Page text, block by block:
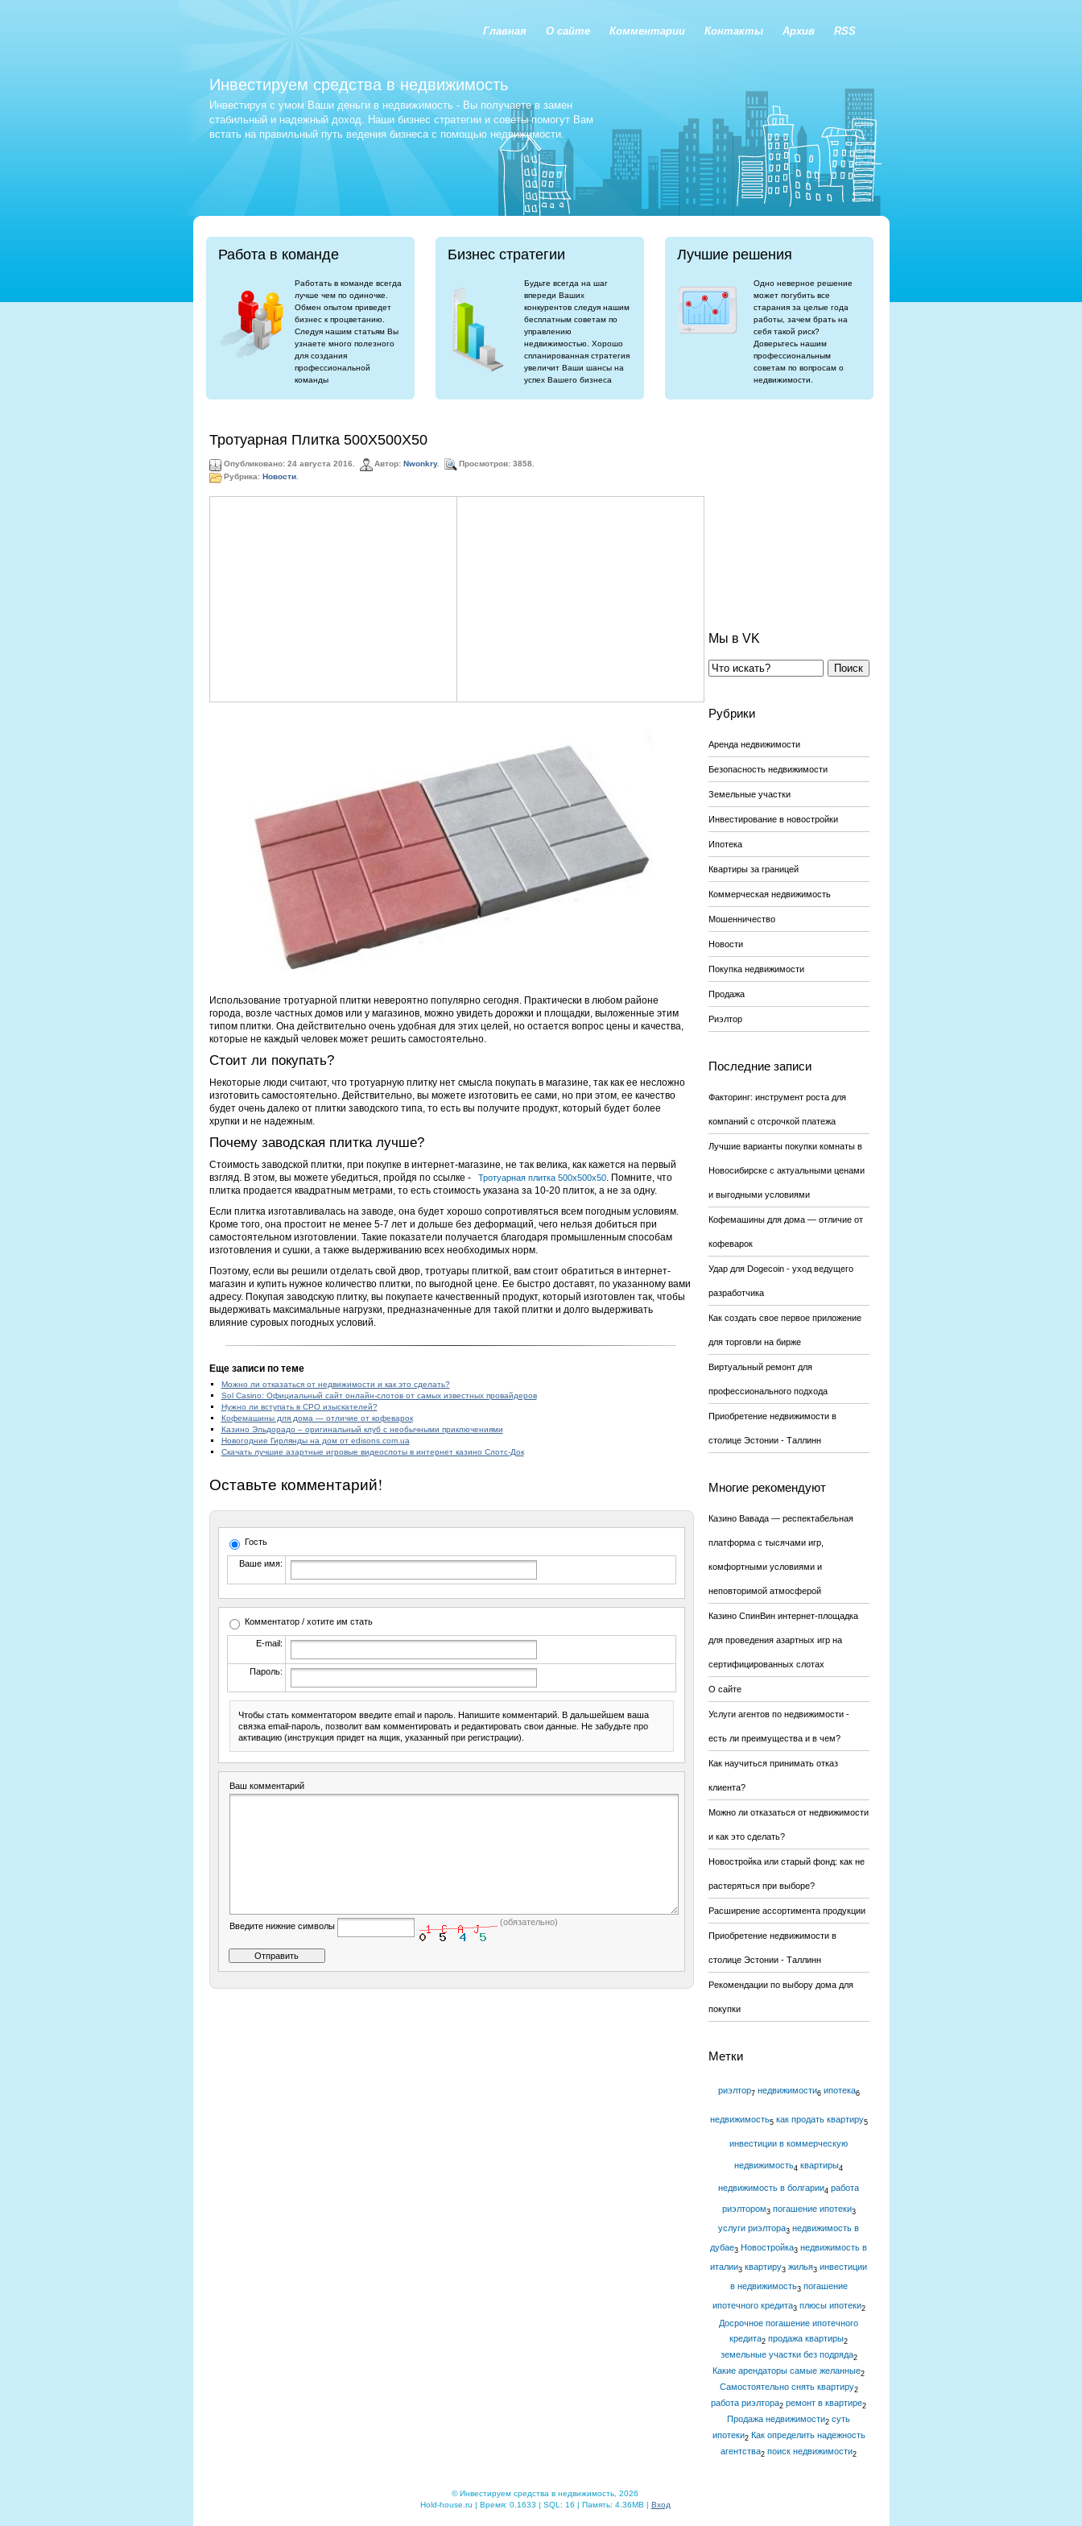
Главная О сайте Комментарии Контакты Архив RSS
Инвестируем средства в недвижимость
Инвестируя с умом Ваши деньги в недвижимость - Вы получаете в замен
стабильный и надежный доход. Наши бизнес стратегии и советы помогут Вам
встать на правильный путь ведения бизнеса с помощью недвижимости.
Работа в команде
Работать в команде всегда
лучше чем по одиночке.
Обмен опытом приведет
бизнес к процветанию.
Следуя нашим статьям Вы
узнаете много полезного
для создания
профессиональной
команды
Бизнес стратегии
Будьте всегда на шаг
впереди Ваших
конкурентов следуя нашим
бесплатным советам по
управлению
недвижимостью. Хорошо
спланированная стратегия
увеличит Ваши шансы на
успех Вашего бизнеса
Лучшие решения
Одно неверное решение
может погубить все
старания за целые года
работы, зачем брать на
себя такой риск?
Доверьтесь нашим
профессиональным
советам по вопросам о
недвижимости.
Тротуарная Плитка 500Х500Х50
Опубликовано: 24 августа 2016. Автор: Nwonkry.
Просмотров: 3858.
Рубрика: Новости.
Использование тротуарной плитки невероятно популярно сегодня. Практически в любом районе
города, возле частных домов или у магазинов, можно увидеть дорожки и площадки, выложенные этим
типом плитки. Она действительно очень удобная для этих целей, но остается вопрос цены и качества,
которые не каждый человек может решить самостоятельно.
Стоит ли покупать?
Некоторые люди считают, что тротуарную плитку нет смысла покупать в магазине, так как ее несложно
изготовить самостоятельно. Действительно, вы можете изготовить ее сами, но при этом, ее качество
будет очень далеко от плитки заводского типа, то есть вы получите продукт, который будет более
хрупки и не надежным.
Почему заводская плитка лучше?
Стоимость заводской плитки, при покупке в интернет-магазине, не так велика, как кажется на первый
взгляд. В этом, вы можете убедиться, пройдя по ссылке -
Тротуарная плитка 500х500х50. Помните, что
плитка продается квадратным метрами, то есть стоимость указана за 10-20 плиток, а не за одну.
Если плитка изготавливалась на заводе, она будет хорошо сопротивляться всем погодным условиям.
Кроме того, она простоит не менее 5-7 лет и дольше без деформаций, чего нельзя добиться при
самостоятельном изготовлении. Такие показатели получается благодаря промышленным способам
изготовления и сушки, а также выдерживанию всех необходимых норм.
Поэтому, если вы решили отделать свой двор, тротуары плиткой, вам стоит обратиться в интернет-
магазин и купить нужное количество плитки, по выгодной цене. Ее быстро доставят, по указанному вами
адресу. Покупая заводскую плитку, вы покупаете качественный продукт, который изготовлен так, чтобы
выдерживать максимальные нагрузки, предназначенные для такой плитки и долго выдерживать
влияние суровых погодных условий.
Еще записи по теме
Можно ли отказаться от недвижимости и как это сделать?
Sol Casino: Официальный сайт онлайн-слотов от самых известных провайдеров
Нужно ли вступать в СРО изыскателей?
Кофемашины для дома — отличие от кофеварок
Казино Эльдорадо – оригинальный клуб с необычными приключениями
Новогодние Гирлянды на дом от edisons.com.ua
Скачать лучшие азартные игровые видеослоты в интернет казино Слотс-Док
Оставьте комментарий!
Гость
Ваше имя:
Комментатор / хотите им стать
E-mail:
Пароль:
Чтобы стать комментатором введите email и пароль. Напишите комментарий. В дальшейшем ваша
связка email-пароль, позволит вам комментировать и редактировать свои данные. Не забудьте про
активацию (инструкция придет на ящик, указанный при регистрации).
Ваш комментарий
Введите нижние символы (обязательно)
Мы в VK
Поиск
Рубрики
Аренда недвижимости
Безопасность недвижимости
Земельные участки
Инвестирование в новостройки
Ипотека
Квартиры за границей
Коммерческая недвижимость
Мошенничество
Новости
Покупка недвижимости
Продажа
Риэлтор
Последние записи
Факторинг: инструмент роста для
компаний с отсрочкой платежа
Лучшие варианты покупки комнаты в
Новосибирске с актуальными ценами
и выгодными условиями
Кофемашины для дома — отличие от
кофеварок
Удар для Dogecoin - уход ведущего
разработчика
Как создать свое первое приложение
для торговли на бирже
Виртуальный ремонт для
профессионального подхода
Приобретение недвижимости в
столице Эстонии - Таллинн
Многие рекомендуют
Казино Вавада — респектабельная
платформа с тысячами игр,
комфортными условиями и
неповторимой атмосферой
Казино СпинВин интернет-площадка
для проведения азартных игр на
сертифицированных слотах
О сайте
Услуги агентов по недвижимости -
есть ли преимущества и в чем?
Как научиться принимать отказ
клиента?
Можно ли отказаться от недвижимости
и как это сделать?
Новостройка или старый фонд: как не
растеряться при выборе?
Расширение ассортимента продукции
Приобретение недвижимости в
столице Эстонии - Таллинн
Рекомендации по выбору дома для
покупки
Метки
риэлтор7 недвижимости6 ипотека6
недвижимость5 как продать квартиру5
инвестиции в коммерческую
недвижимость4 квартиры4
недвижимость в болгарии4 работа
риэлтором3 погашение ипотеки3
услуги риэлтора3 недвижимость в
дубае3 Новостройка3 недвижимость в
италии3 квартиру3 жилья3 инвестиции
в недвижимость3 погашение
ипотечного кредита3 плюсы ипотеки2
Досрочное погашение ипотечного
кредита2 продажа квартиры2
земельные участки без подряда2
Какие арендаторы самые желанные2
Самостоятельно снять квартиру2
работа риэлтора2 ремонт в квартире2
Продажа недвижимости2 суть
ипотеки2 Как определить надежность
агентства2 поиск недвижимости2
© Инвестируем средства в недвижимость, 2026
Hold-house.ru | Время: 0.1633 | SQL: 16 | Память: 4.36MB | Вход